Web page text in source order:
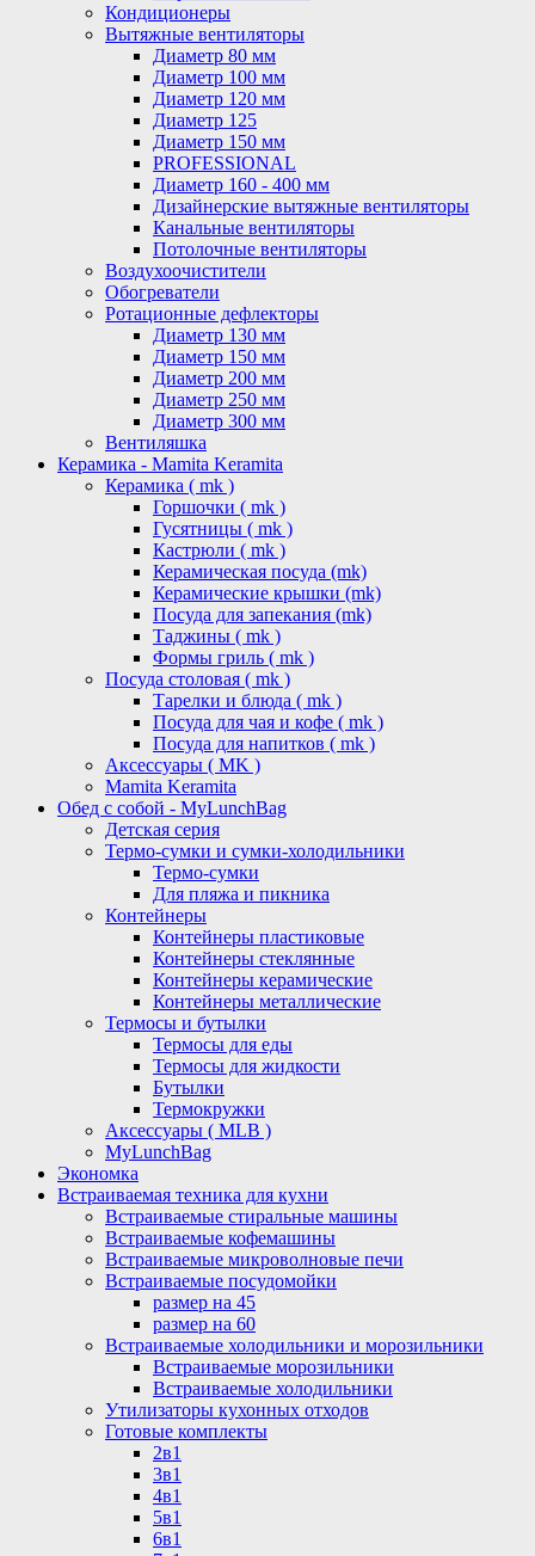
Кондиционеры
Вытяжные вентиляторы
Диаметр 80 мм
Диаметр 100 мм
Диаметр 120 мм
Диаметр 125
Диаметр 150 мм
PROFESSIONAL
Диаметр 160 - 400 мм
Дизайнерские вытяжные вентиляторы
Канальные вентиляторы
Потолочные вентиляторы
Воздухоочистители
Обогреватели
Ротационные дефлекторы
Диаметр 130 мм
Диаметр 150 мм
Диаметр 200 мм
Диаметр 250 мм
Диаметр 300 мм
Вентиляшка
Керамика - Mamita Keramita
Керамика ( mk )
Горшочки ( mk )
Гусятницы ( mk )
Кастрюли ( mk )
Керамическая посуда (mk)
Керамические крышки (mk)
Посуда для запекания (mk)
Таджины ( mk )
Формы гриль ( mk )
Посуда столовая ( mk )
Тарелки и блюда ( mk )
Посуда для чая и кофе ( mk )
Посуда для напитков ( mk )
Аксессуары ( MK )
Mamita Keramita
Обед с собой - MyLunchBag
Детская серия
Термо-сумки и сумки-холодильники
Термо-сумки
Для пляжа и пикника
Контейнеры
Контейнеры пластиковые
Контейнеры стеклянные
Контейнеры керамические
Контейнеры металлические
Термосы и бутылки
Термосы для еды
Термосы для жидкости
Бутылки
Термокружки
Аксессуары ( MLB )
MyLunchBag
Экономка
Встраиваемая техника для кухни
Встраиваемые стиральные машины
Встраиваемые кофемашины
Встраиваемые микроволновые печи
Встраиваемые посудомойки
размер на 45
размер на 60
Встраиваемые холодильники и морозильники
Встраиваемые морозильники
Встраиваемые холодильники
Утилизаторы кухонных отходов
Готовые комплекты
2в1
3в1
4в1
5в1
6в1